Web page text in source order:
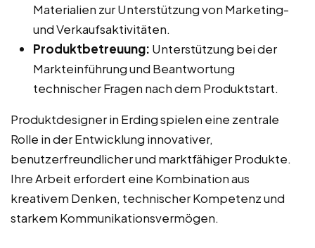
Materialien zur Unterstützung von Marketing-
und Verkaufsaktivitäten.
Produktbetreuung: Unterstützung bei der
Markteinführung und Beantwortung
technischer Fragen nach dem Produktstart.
Produktdesigner in Erding spielen eine zentrale
Rolle in der Entwicklung innovativer,
benutzerfreundlicher und marktfähiger Produkte.
Ihre Arbeit erfordert eine Kombination aus
kreativem Denken, technischer Kompetenz und
starkem Kommunikationsvermögen.